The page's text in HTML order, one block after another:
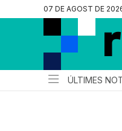
07 DE AGOST DE
ÚLTIMES